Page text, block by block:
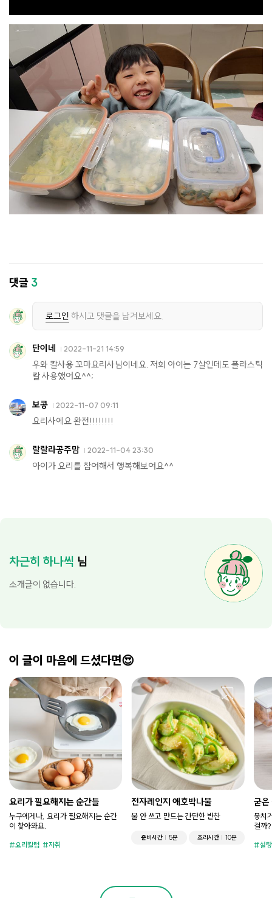
댓글 3
로그인 하시고 댓글을 남겨보세요.
단이네 2022-11-21 14:59
우와 칼사용 꼬마요리사님이네요. 저희 아이는 7살인데도 플라스틱
칼 사용했어요^^;
보콩 2022-11-07 09:11
요리사에요 완전!!!!!!!!
랄랄라공주맘 2022-11-04 23:30
아이가 요리를 참여해서 행복해보여요^^
차근히 하나씩 님
소개글이 없습니다.
이 글이 마음에 드셨다면😍
요리가 필요해지는 순간들
누구에게나, 요리가 필요해지는 순간
이 찾아와요.
요리칼럼 자취
전자레인지 애호박나물
불 안 쓰고 만드는 간단한 반찬
준비시간 5분 조리시간 10분
굳은
뭉치
걸까?
설탕